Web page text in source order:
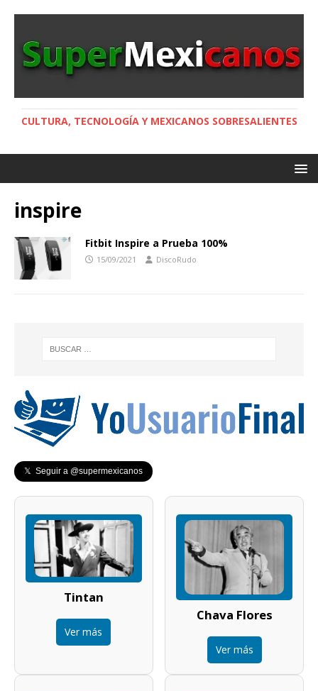
CULTURA, TECNOLOGÍA Y MEXICANOS SOBRESALIENTES
inspire
Fitbit Inspire a Prueba 100%
15/09/2021 DiscoRudo
𝕏 Seguir a @supermexicanos
Tintan
Ver más
Chava Flores
Ver más